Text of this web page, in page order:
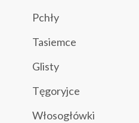
Pchły
Tasiemce
Glisty
Tęgoryjce
Włosogłówki